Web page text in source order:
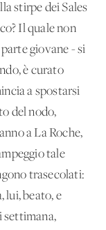
stirpe dei Sales
Il quale non
giovane - si
è curato
a spostarsi
del nodo,
a La Roche,
tale
trasecolati:
lui, beato, e
settimana,